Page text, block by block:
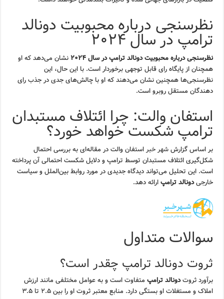
نظرسنجی درباره محبوبیت دونالد
ترامپ در سال ۲۰۲۴
نظرسنجی درباره محبوبیت دونالد ترامپ در سال ۲۰۲۴
نشان می‌دهد که او
همچنان از پایگاه رای قابل توجهی برخوردار است. با این حال، این
نظرسنجی‌ها همچنین نشان می‌دهند که او با چالش‌های جدی در جذب رای
دهندگان مستقل روبرو است.
استفان والت: چرا ائتلاف مستبدان
ترامپ شکست خواهد خورد؟
بر اساس گزارششهر خبراستفان والت در مقاله‌ای به بررسی احتمال
شکل‌گیری ائتلاف مستبدان توسط ترامپ و دلایل شکست احتمالی آن پرداخته
است. این تحلیل می‌تواند دیدگاه جدیدی در مورد روابط بین‌الملل و سیاست
خارجیدونالد ترامپارائه دهد.
سوالات متداول
ثروت دونالد ترامپ چقدر است؟
برآورد ثروتدونالد ترامپ متفاوت است و به عوامل مختلفی مانند ارزش
املاک و مستغلات او بستگی دارد. منابع معتبر ثروت او را بین ۲.۵ تا ۳.۵